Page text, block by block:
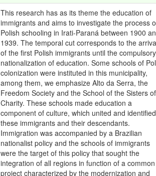
This research has as its theme the education of
immigrants and aims to investigate the process
Polish schooling in Irati-Paraná between 1900
1939. The temporal cut corresponds to the
of the first Polish immigrants until the compulsory
nationalization of education. Some schools of
colonization were instituted in this municipality,
among them, we emphasize Alto da Serra, the
Freedom Society and the School of the Sisters of
Charity. These schools made education a
component of culture, which united and identified
these immigrants and their descendants.
Immigration was accompanied by a Brazilian
nationalist policy and the schools of immigrants
were the target of this policy that sought the
integration of all regions in function of a common
project characterized by the modernization and